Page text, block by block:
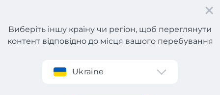
Реєстрація
Виберіть іншу країну чи регіон, щоб переглянути
контент відповідно до місця вашого перебування
Ukraine
Посуд з Чехії з доставкою в Україну